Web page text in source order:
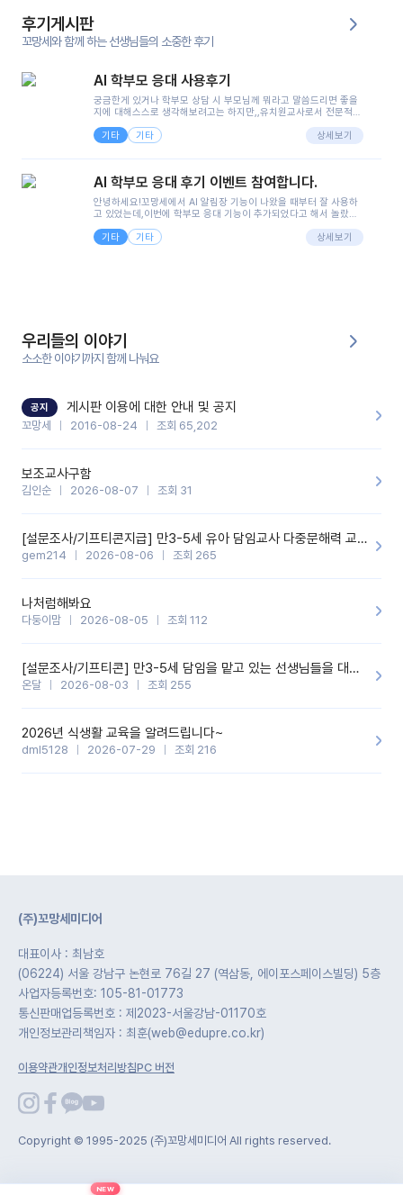
후기게시판
꼬망세와 함께 하는 선생님들의 소중한 후기
AI 학부모 응대 사용후기
궁금한게 있거나 학부모 상담 시 부모님께 뭐라고 말씀드리면 좋을
지에 대해스스로 생각해보려고는 하지만,,유치원교사로서 전문적인
려니 어려울때가...^^(저만 그런거 아니죠 ㅜㅜ)꼬망봇의 장점은 지
피티나 제미나이는 몇세이고 여자인지 남자인지 등그래도 좀 기본
정보를 제공하면서 물어봐야할 때가 있어그때마다 정보를 입력하는
으셔서 고민이 됐는데ai 학부모 응대를 써볼 수 있어서 좋았어요!앞
면..)그리고 제가 신입 때 이게 있었더라면 ㅜㅜㅜㅜ?응대 팁이 정말
좋은거 같아요지금은 그래도 아이들이 잘 이해 되지만초임 때는 정
말 어려워서 항상다른 선생님들께 도움을 요청했었거든요..ㅠ*일지
쓸 때도 좀 도움이 되는 거 같아요!
기타 기타 상세보기
AI 학부모 응대 후기 이벤트 참여합니다.
안녕하세요!꼬망세에서 AI 알림장 기능이 나왔을 때부터 잘 사용하
고 있었는데,이번에 학부모 응대 기능이 추가되었다고 해서 놀랐습
님 응대에 더 많은 부담을 느끼고 있습니다 ㅠㅠ이번에 제가 원에서
겪은 일과 학부모님께 전달드렸던 내용을 함께 보시고,저와 비슷한
을 많이 하는데,꼬망봇 덕분에 고민하는 시간을 줄이고 학부모님을
안심시킬 수 있었습니다.이 부분은 꼬망봇이 추가로 알려준 응대 tip
입니다.학부모님께 전화를 드리기 전에, 내용을 숙지하여 좀 더 전문
성 있는 교사가 되어 대화를 나눌 수 있었습니다.꼬망세 AI학부모 응
기능을 개발해 주셔서 감사합니다.
기타 기타 상세보기
우리들의 이야기
소소한 이야기까지 함께 나눠요
공지 게시판 이용에 대한 안내 및 공지
꼬망세 2016-08-24 조회 65,202
보조교사구함
김인순 2026-08-07 조회 31
[설문조사/기프티콘지급] 만3-5세 유아 담임교사 다중문해력 교육 증진을 위한 설문조사
gem214 2026-08-06 조회 265
나처럼해봐요
다둥이맘 2026-08-05 조회 112
[설문조사/기프티콘] 만3-5세 담임을 맡고 있는 선생님들을 대상으로 설문조사를 합니다!
온달 2026-08-03 조회 255
2026년 식생활 교육을 알려드립니다~
dml5128 2026-07-29 조회 216
(주)꼬망세미디어
대표이사 : 최남호
(06224) 서울 강남구 논현로 76길 27 (역삼동, 에이포스페이스빌딩) 5층
사업자등록번호: 105-81-01773
통신판매업등록번호 : 제2023-서울강남-01170호
개인정보관리책임자 : 최훈(web@edupre.co.kr)
이용약관개인정보처리방침PC 버전
Copyright © 1995-2025 (주)꼬망세미디어 All rights reserved.
NEW